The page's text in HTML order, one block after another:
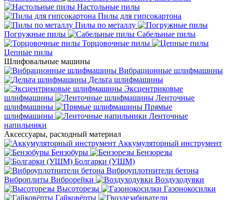
Настольные пилы
Пилы для гипсокартона
Пилы по металлу
Погружные пилы
Сабельные пилы
Торцовочные пилы
Цепные пилы
Шлифовальные машины
Вибрационные шлифмашины
Дельта шлифмашины
Эксцентриковые
шлифмашины
Ленточные
шлифмашины
Прямые
шлифмашины
Ленточные
напильники
Аксессуары, расходный материал
Аккумуляторный инструмент
Бензобуры
Бензорезы
Болгарки (УШМ)
Виброуплотнители бетона
Виброплиты Виброрейки
Воздуходувки
Высоторезы
Газонокосилки
Гайковёрты